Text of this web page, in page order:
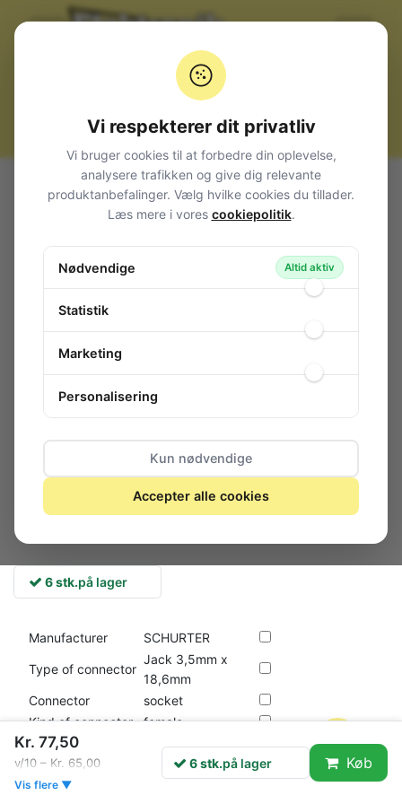
Alle produkter Kabler, stik og adaptere Audio
Jack Stik
Minijack 3,5mm Chassis
Stereo-Jack Hun 3,5mm-Forgyldt kontakter
Stereo-Jack Hun 3,5mm-Forgyldt
140-255 / 4802.2330
6 stk.på lager
Manufacturer SCHURTER
Type of connector
Jack 3,5mm x
18,6mm
Connector
socket
Kind of connector
female
Connector variant
stereo
Number of ways
Number of
Kr. 77,50
v/10 – Kr. 65,00
Vis flere ▼
6 stk.på lager Køb
Vi respekterer dit privatliv
Vi bruger cookies til at forbedre din oplevelse,
analysere trafikken og give dig relevante
produktanbefalinger. Vælg hvilke cookies du tillader.
Læs mere i vores cookiepolitik.
Nødvendige Altid aktiv
Statistik
Marketing
Personalisering
Kun nødvendige
Accepter alle cookies